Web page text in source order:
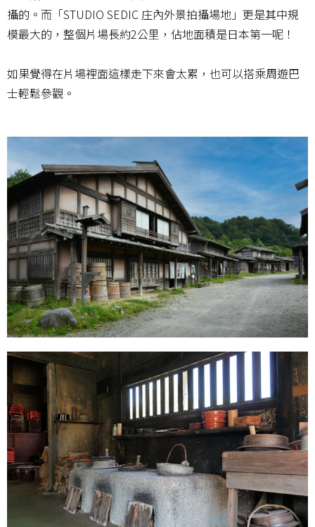
攝的。而「STUDIO SEDIC 庄內外景拍攝場地」更是其中規
模最大的，整個片場長約2公里，佔地面積是日本第一呢！
如果覺得在片場裡面這樣走下來會太累，也可以搭乘周遊巴
士輕鬆參觀。